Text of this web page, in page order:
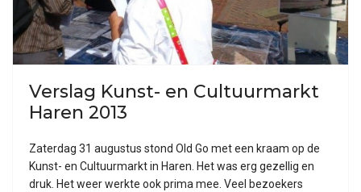
Verslag Kunst- en Cultuurmarkt
Haren 2013
Zaterdag 31 augustus stond Old Go met een kraam op de
Kunst- en Cultuurmarkt in Haren. Het was erg gezellig en
druk. Het weer werkte ook prima mee. Veel bezoekers